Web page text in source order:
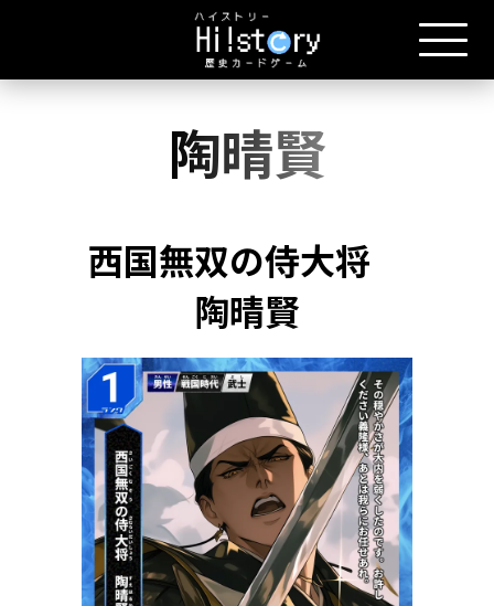
陶晴賢
西国無双の侍大将
陶晴賢